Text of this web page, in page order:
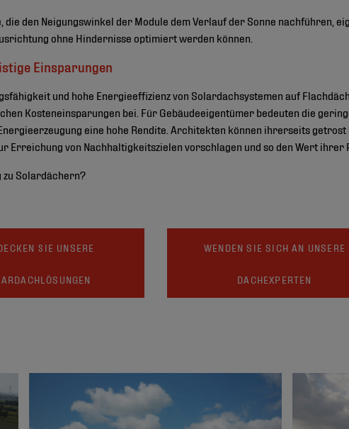
den Neigungswinkel der Module dem Verlauf der Sonne nachführen,
ohne Hindernisse optimiert werden können.
Einsparungen
und hohe Energieeffizienz von Solardachsystemen auf
Kosteneinsparungen bei. Für Gebäudeeigentümer bedeuten die
eine hohe Rendite. Architekten können ihrerseits
Erreichung von Nachhaltigkeitszielen vorschlagen und so den Wert ihrer
zu Solardächern?
SIE UNSERE WENDEN SIE SICH AN UNSERE
DACHEXPERTEN